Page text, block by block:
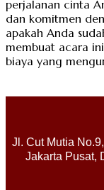
perjalanan cinta
dan komitmen
apakah Anda
membuat acara
biaya yang
Jl. Cut Mutia
Jakarta Pusat,